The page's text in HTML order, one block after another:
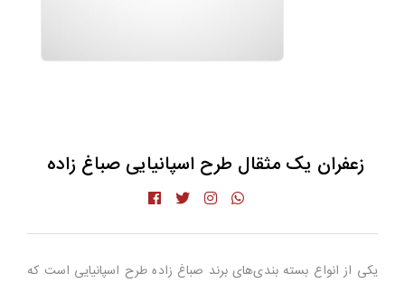
زعفران یک مثقال طرح اسپانیایی صباغ زاده
یکی از انواع بسته بندی‌های برند صباغ زاده طرح اسپانیایی است که